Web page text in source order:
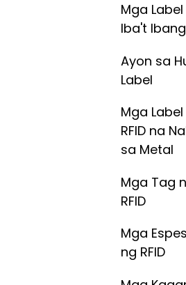
Mga
Iba't
Ayon sa
Label
Mga
RFID na
sa Metal
Mga Tag
RFID
Mga
ng RFID